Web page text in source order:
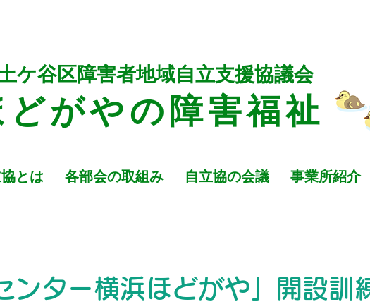
ケ谷区障害者地域自立支援協議会
どがや の障害福祉
とは 各部会の取組み 自立協の会議 事業所紹介
ンター横浜ほどがや」開設訓